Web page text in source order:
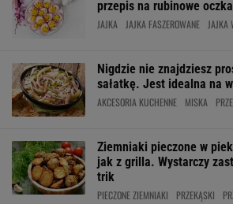
przepis na rubinowe
JAJKA JAJKA FASZEROWANE JAJKA
Nigdzie nie znajdziesz
sałatkę. Jest idealna na
AKCESORIA KUCHENNE MISKA
Ziemniaki pieczone w
jak z grilla. Wystarczy
trik
PIECZONE ZIEMNIAKI PRZEKĄSKI